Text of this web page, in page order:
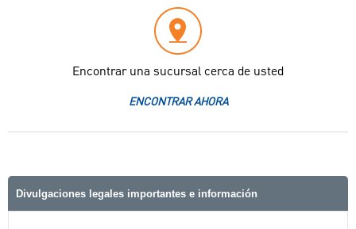
Encontrar una sucursal cerca de usted
ENCONTRAR AHORA
Divulgaciones legales importantes e información